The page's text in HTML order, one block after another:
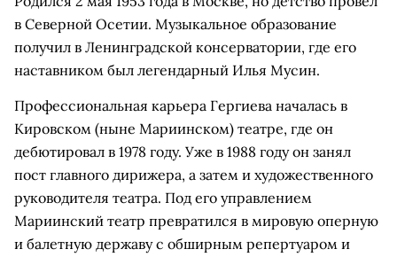
в Северной Осетии. Музыкальное образование
получил в Ленинградской консерватории, где его
наставником был легендарный Илья Мусин.
Профессиональная карьера Гергиева началась в
Кировском (ныне Мариинском) театре, где он
дебютировал в 1978 году. Уже в 1988 году он занял
пост главного дирижера, а затем и художественного
руководителя театра. Под его управлением
Мариинский театр превратился в мировую оперную
и балетную державу с обширным репертуаром и